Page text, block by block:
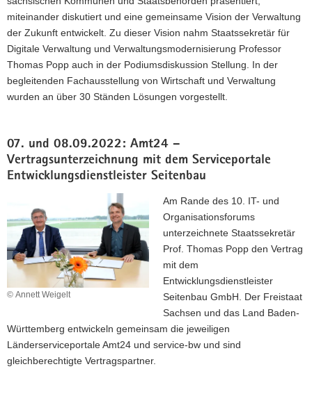
miteinander diskutiert und eine gemeinsame Vision der Verwaltung
der Zukunft entwickelt. Zu dieser Vision nahm Staatssekretär für
Digitale Verwaltung und Verwaltungsmodernisierung Professor
Thomas Popp auch in der Podiumsdiskussion Stellung. In der
begleitenden Fachausstellung von Wirtschaft und Verwaltung
wurden an über 30 Ständen Lösungen vorgestellt.
07. und 08.09.2022: Amt24 –
Vertragsunterzeichnung mit dem Serviceportale
Entwicklungsdienstleister Seitenbau
© Annett Weigelt
Am Rande des 10. IT- und
Organisationsforums
unterzeichnete Staatssekretär
Prof. Thomas Popp den Vertrag
mit dem
Entwicklungsdienstleister
Seitenbau GmbH. Der Freistaat
Sachsen und das Land Baden-
Württemberg entwickeln gemeinsam die jeweiligen
Länderserviceportale Amt24 und service-bw und sind
gleichberechtigte Vertragspartner.